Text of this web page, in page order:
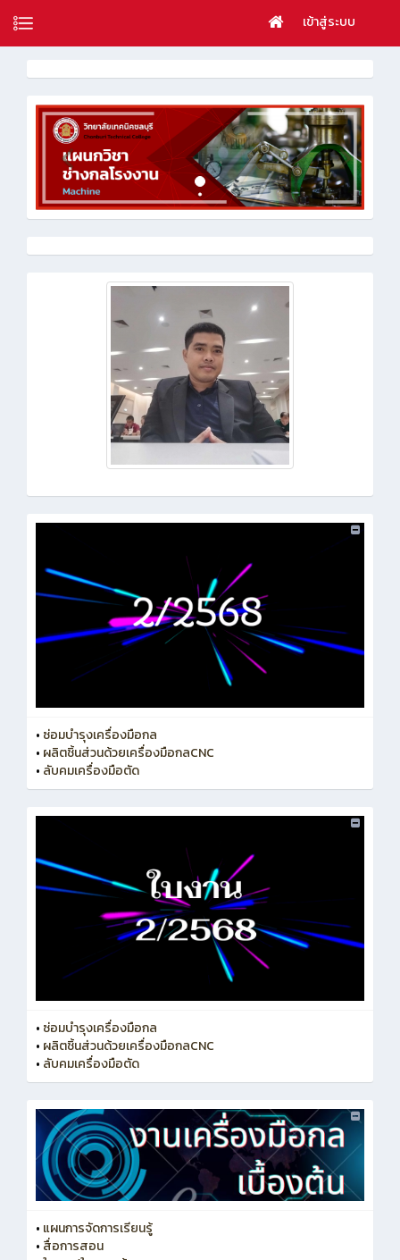
เข้าสู่ระบบ
• ซ่อมบำรุงเครื่องมือกล
• ผลิตชิ้นส่วนด้วยเครื่องมือกลCNC
• ลับคมเครื่องมือตัด
• ซ่อมบำรุงเครื่องมือกล
• ผลิตชิ้นส่วนด้วยเครื่องมือกลCNC
• ลับคมเครื่องมือตัด
• แผนการจัดการเรียนรู้
• สื่อการสอน